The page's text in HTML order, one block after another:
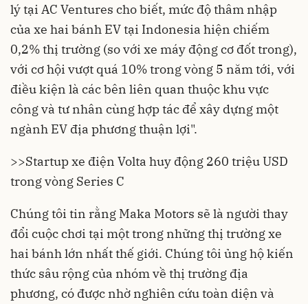
lý tại AC Ventures cho biết, mức độ thâm nhập
của xe hai bánh EV tại Indonesia hiện chiếm
0,2% thị trường (so với xe máy động cơ đốt trong),
với cơ hội vượt quá 10% trong vòng 5 năm tới, với
điều kiện là các bên liên quan thuộc khu vực
công và tư nhân cùng hợp tác để xây dựng một
ngành EV địa phương thuận lợi".
>>Startup xe điện Volta huy động 260 triệu USD
trong vòng Series C
Chúng tôi tin rằng Maka Motors sẽ là người thay
đổi cuộc chơi tại một trong những thị trường xe
hai bánh lớn nhất thế giới. Chúng tôi ủng hộ kiến
thức sâu rộng của nhóm về thị trường địa
phương, có được nhờ nghiên cứu toàn diện và